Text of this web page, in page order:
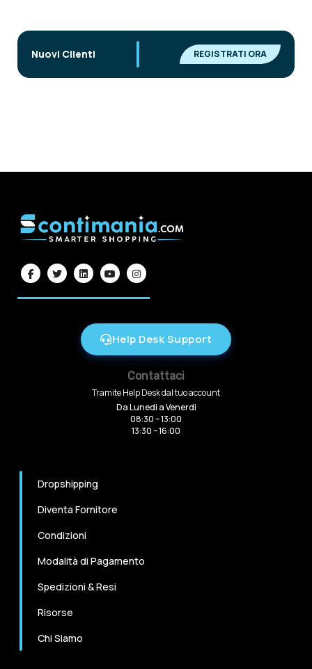
Nuovi Clienti REGISTRATI ORA
Help Desk Support
Contattaci
Tramite Help Desk dal tuo account
Da Lunedi a Venerdi
08:30 – 13:00
13:30 – 16:00
Dropshipping
Diventa Fornitore
Condizioni
Modalità di Pagamento
Spedizioni & Resi
Risorse
Chi Siamo